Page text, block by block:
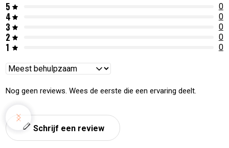
Artikelnummer: 0629162152411
5 0
4 0
3 0
2 0
1 0
Reviews
Nog geen reviews. Wees de eerste die een ervaring deelt.
Schrijf een review